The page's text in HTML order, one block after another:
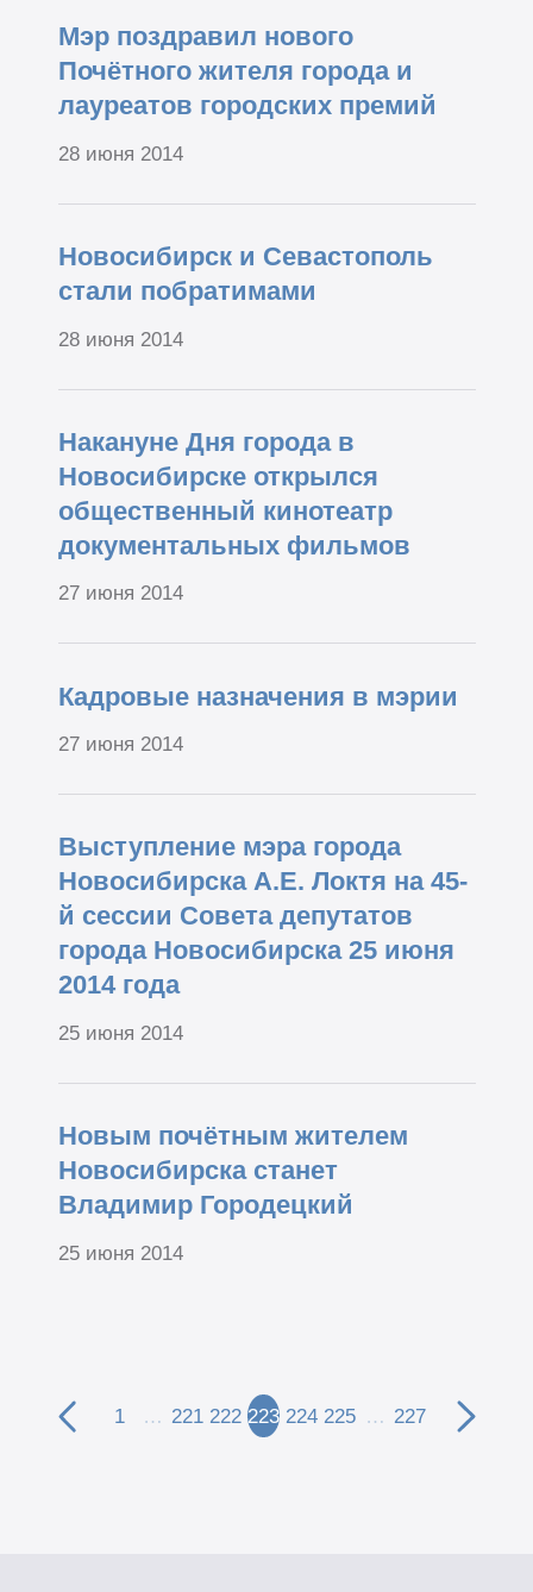
Мэр поздравил нового
Почётного жителя города и
лауреатов городских премий
28 июня 2014
Новосибирск и Севастополь
стали побратимами
28 июня 2014
Накануне Дня города в
Новосибирске открылся
общественный кинотеатр
документальных фильмов
27 июня 2014
Кадровые назначения в мэрии
27 июня 2014
Выступление мэра города
Новосибирска А.Е. Локтя на 45-
й сессии Совета депутатов
города Новосибирска 25 июня
2014 года
25 июня 2014
Новым почётным жителем
Новосибирска станет
Владимир Городецкий
25 июня 2014
1 … 221 222 223 224 225 … 227